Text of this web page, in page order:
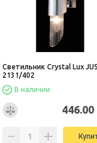
Светильник Crystal Lux
2131/402
В наличии
446.00